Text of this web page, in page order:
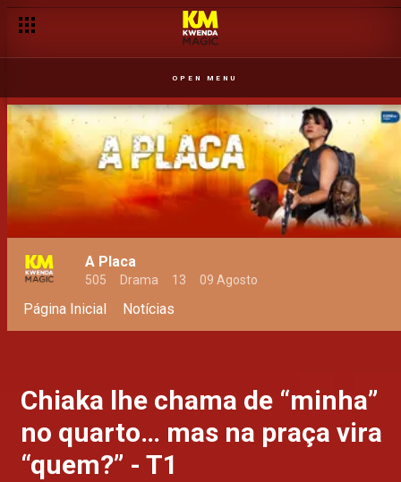
OPEN MENU
A Placa
505 Drama 13 09 Agosto
Página Inicial Notícias
Chiaka lhe chama de “minha”
no quarto… mas na praça vira
“quem?” - T1